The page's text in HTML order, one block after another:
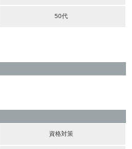
50代
資格対策